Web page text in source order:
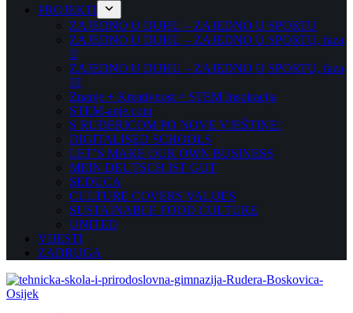
PROJEKTI
ZAJEDNO U DUHU – ZAJEDNO U SPORTU
ZAJEDNO U DUHU – ZAJEDNO U SPORTU, faza
II
ZAJEDNO U DUHU – ZAJEDNO U SPORTU, faza
III
Znanje + Kreativnost = STEM Inspiracija
STEM-anje.com
S RUĐERICOM PO NOVE VJEŠTINE!
DIGITALISED SCHOOLS
LET’S MAKE OUR OWN BUSINESS
MEIN DEUTSCH IST GUT
SEDUCA
CULTURE COVERS VALUES
SUSTAINABLE FOOD CULTURE
UNITED
VIJESTI
ZADRUGA